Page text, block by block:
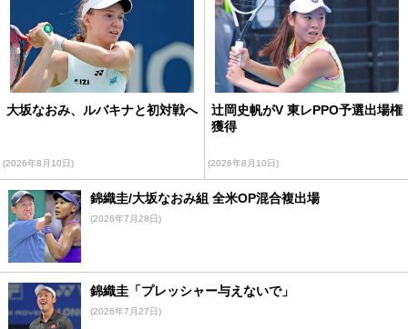
大坂なおみ、ルバキナと初対戦へ
(2026年8月10日)
辻岡史帆がV 東レPPO予選出場権
獲得
(2026年8月10日)
錦織圭/大坂なおみ組 全米OP混合複出場
(2026年7月28日)
錦織圭「プレッシャー与えないで」
(2026年7月27日)